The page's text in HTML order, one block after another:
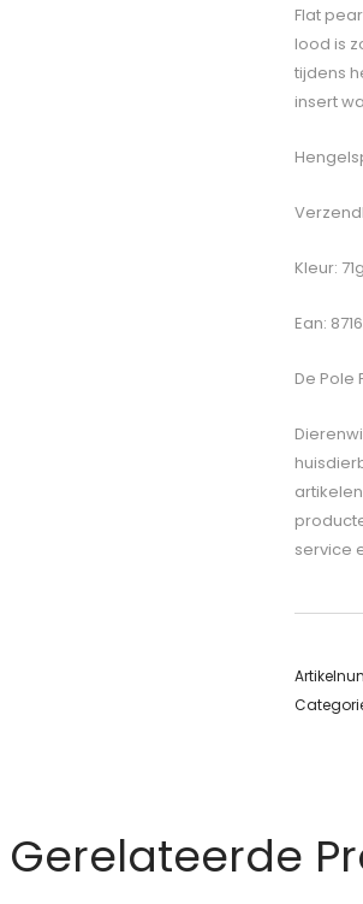
Flat
lood is
tijdens
insert
Kleur:
Ean:
De Pole
service
Gerelateerde